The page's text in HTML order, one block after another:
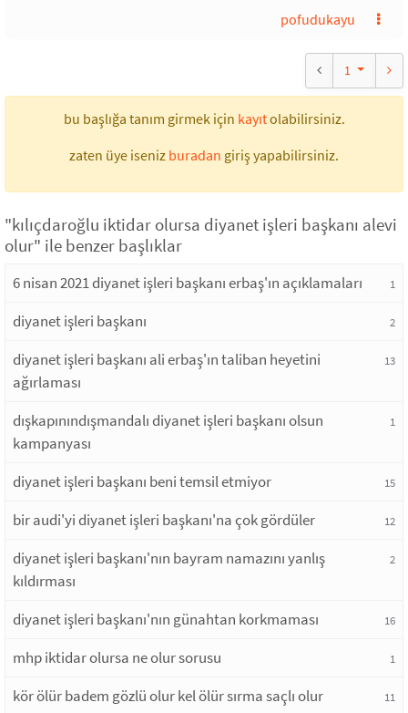
pofudukayu
1
bu başlığa tanım girmek için kayıtolabilirsiniz.
zaten üye iseniz buradan giriş yapabilirsiniz.
"kılıçdaroğlu iktidar olursa diyanet işleri başkanı alevi
olur" ile benzer başlıklar
6 nisan 2021 diyanet işleri başkanı erbaş'ın açıklamaları 1
diyanet işleri başkanı 2
diyanet işleri başkanı ali erbaş'ın taliban heyetini
ağırlaması
13
dışkapınındışmandalı diyanet işleri başkanı olsun
kampanyası
1
diyanet işleri başkanı beni temsil etmiyor 15
bir audi'yi diyanet işleri başkanı'na çok gördüler 12
diyanet işleri başkanı'nın bayram namazını yanlış
kıldırması
2
diyanet işleri başkanı'nın günahtan korkmaması 16
mhp iktidar olursa ne olur sorusu 1
kör ölür badem gözlü olur kel ölür sırma saçlı olur 11